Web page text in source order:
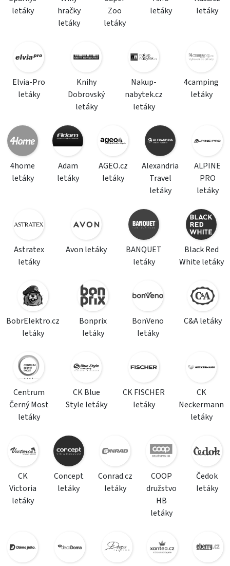
letáky
hračky
letáky
Zoo
letáky
letáky
letáky
Elvia-Pro
letáky
Knihy
Dobrovský
letáky
Nakup-
nabytek.cz
letáky
4camping
letáky
4home
letáky
Adam
letáky
AGEO.cz
letáky
Alexandria
Travel
letáky
ALPINE
PRO
letáky
Astratex
letáky
Avon letáky
BANQUET
letáky
Black Red
White letáky
BobrElektro.cz
letáky
Bonprix
letáky
BonVeno
letáky
C&A letáky
Centrum
Černý Most
letáky
CK Blue
Style letáky
CK FISCHER
letáky
CK
Neckermann
letáky
CK
Victoria
letáky
Concept
letáky
Conrad.cz
letáky
COOP
družstvo
HB
letáky
Čedok
letáky